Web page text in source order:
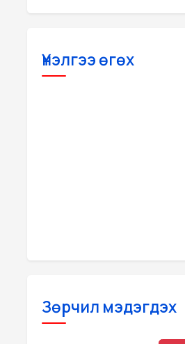
Үнэлгээ өгөх
Зөрчил мэдэгдэх